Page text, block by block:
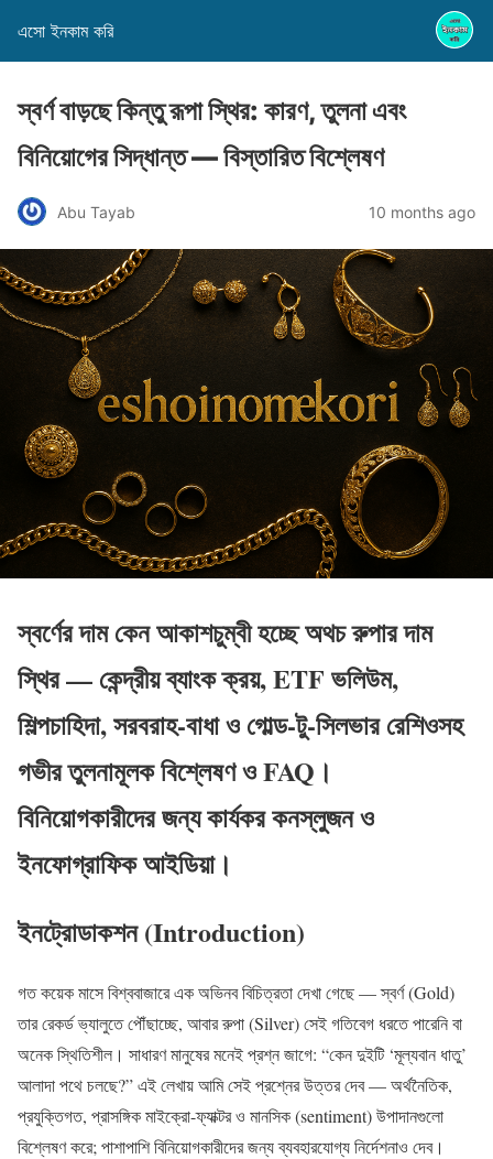
এসো ইনকাম করি
স্বর্ণ বাড়ছে কিন্তু রূপা স্থির: কারণ, তুলনা এবং
বিনিয়োগের সিদ্ধান্ত — বিস্তারিত বিশ্লেষণ
Abu Tayab 10 months ago
স্বর্ণের দাম কেন আকাশচুম্বী হচ্ছে অথচ রুপার দাম
স্থির — কেন্দ্রীয় ব্যাংক ক্রয়, ETF ভলিউম,
শিল্পচাহিদা, সরবরাহ-বাধা ও গোল্ড-টু-সিলভার রেশিওসহ
গভীর তুলনামূলক বিশ্লেষণ ও FAQ।
বিনিয়োগকারীদের জন্য কার্যকর কনস্লুজন ও
ইনফোগ্রাফিক আইডিয়া।
ইনট্রোডাকশন (Introduction)
গত কয়েক মাসে বিশ্ববাজারে এক অভিনব বিচিত্রতা দেখা গেছে — স্বর্ণ (Gold)
তার রেকর্ড ভ্যালুতে পৌঁছাচ্ছে, আবার রুপা (Silver) সেই গতিবেগ ধরতে পারেনি বা
অনেক স্থিতিশীল। সাধারণ মানুষের মনেই প্রশ্ন জাগে: “কেন দুইটি ‘মূল্যবান ধাতু’
আলাদা পথে চলছে?” এই লেখায় আমি সেই প্রশ্নের উত্তর দেব — অর্থনৈতিক,
প্রযুক্তিগত, প্রাসঙ্গিক মাইক্রো-ফ্যাক্টর ও মানসিক (sentiment) উপাদানগুলো
বিশ্লেষণ করে; পাশাপাশি বিনিয়োগকারীদের জন্য ব্যবহারযোগ্য নির্দেশনাও দেব।